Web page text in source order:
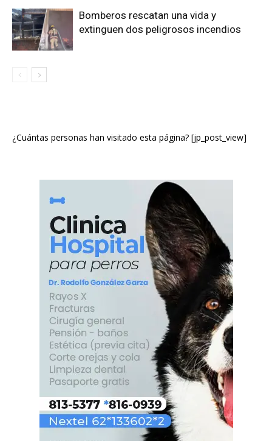
Bomberos rescatan una vida y
extinguen dos peligrosos incendios
¿Cuántas personas han visitado esta página? [jp_post_view]